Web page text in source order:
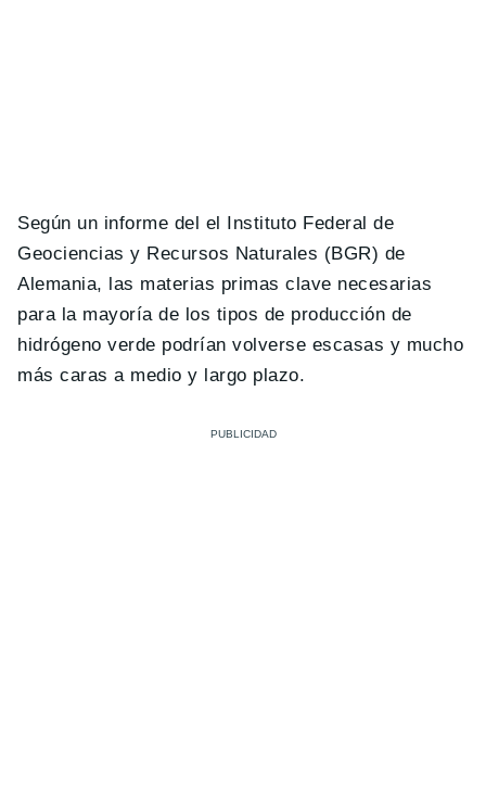
Según un informe del el Instituto Federal de
Geociencias y Recursos Naturales (BGR) de
Alemania, las materias primas clave necesarias
para la mayoría de los tipos de producción de
hidrógeno verde podrían volverse escasas y mucho
más caras a medio y largo plazo.